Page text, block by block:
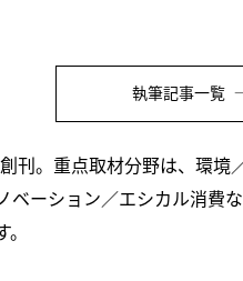
執筆記事一覧
刊。重点取材分野は、環境
ーション／エシカル消費